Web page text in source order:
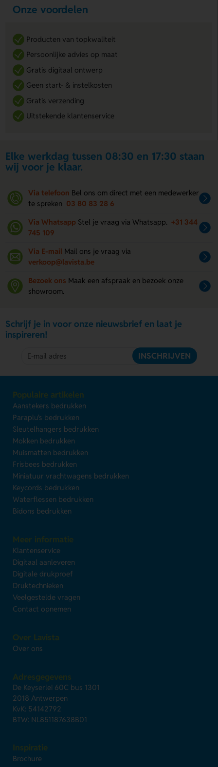
Onze voordelen
Producten van topkwaliteit
Persoonlijke advies op maat
Gratis digitaal ontwerp
Geen start- & instelkosten
Gratis verzending
Uitstekende klantenservice
Elke werkdag tussen 08:30 en 17:30 staan
wij voor je klaar.
Via telefoon Bel ons om direct met een medewerker
te spreken 03 80 83 28 6
Via Whatsapp Stel je vraag via Whatsapp. +31 344
745 109
Via E-mail Mail ons je vraag via
verkoop@lavista.be
Bezoek ons Maak een afspraak en bezoek onze
showroom.
Schrijf je in voor onze nieuwsbrief en laat je
inspireren!
INSCHRIJVEN
Populaire artikelen
Aanstekers bedrukken
Paraplu's bedrukken
Sleutelhangers bedrukken
Mokken bedrukken
Muismatten bedrukken
Frisbees bedrukken
Miniatuur vrachtwagens bedrukken
Keycords bedrukken
Waterflessen bedrukken
Bidons bedrukken
Meer informatie
Klantenservice
Digitaal aanleveren
Digitale drukproef
Druktechnieken
Veelgestelde vragen
Contact opnemen
Over Lavista
Over ons
Adresgegevens
De Keyserlei 60C bus 1301
2018 Antwerpen
KvK: 54142792
BTW: NL851187638B01
Inspiratie
Brochure